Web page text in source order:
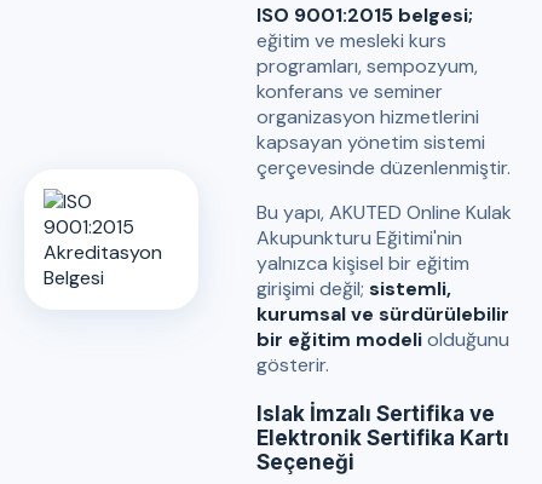
ISO 9001:2015 belgesi;
eğitim ve mesleki kurs
programları, sempozyum,
konferans ve seminer
organizasyon hizmetlerini
kapsayan yönetim sistemi
çerçevesinde düzenlenmiştir.
Bu yapı, AKUTED Online Kulak
Akupunkturu Eğitimi'nin
yalnızca kişisel bir eğitim
girişimi değil; sistemli,
kurumsal ve sürdürülebilir
bir eğitim modeliolduğunu
gösterir.
Islak İmzalı Sertifika ve
Elektronik Sertifika Kartı
Seçeneği